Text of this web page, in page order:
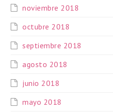
noviembre 2018
octubre 2018
septiembre 2018
agosto 2018
junio 2018
mayo 2018